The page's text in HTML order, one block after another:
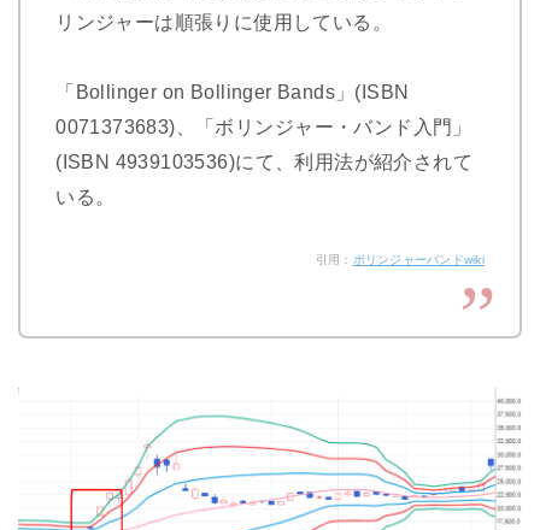
リンジャーは順張りに使用している。
「Bollinger on Bollinger Bands」(ISBN
0071373683)、「ボリンジャー・バンド入門」
(ISBN 4939103536)にて、利用法が紹介されて
いる。
引用： ボリンジャーバンドwiki